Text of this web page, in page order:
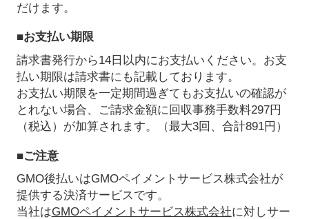
だけます。
■お支払い期限
請求書発行から14日以内にお支払いください。お支
払い期限は請求書にも記載しております。
お支払い期限を一定期間過ぎてもお支払いの確認が
とれない場合、ご請求金額に回収事務手数料297円
（税込）が加算されます。（最大3回、合計891円）
■ご注意
GMO後払いはGMOペイメントサービス株式会社が
提供する決済サービスです。
当社はGMOペイメントサービス株式会社に対しサー